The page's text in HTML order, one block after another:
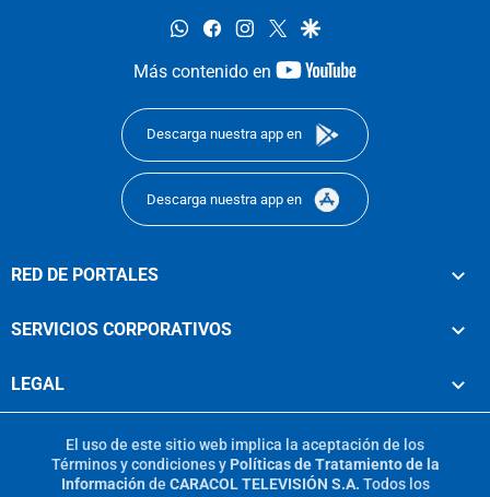
whatsappfacebookinstagram
twittergoogle
Más contenido en
youtube-
Descarga nuestra app en
Descarga nuestra app en
RED DE PORTALES
SERVICIOS CORPORATIVOS
LEGAL
El uso de este sitio web implica la aceptación de los
Términos y condicionesy Políticas de Tratamiento de la
Información de CARACOL TELEVISIÓN S.A. Todos los